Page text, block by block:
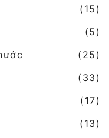
(15)
(5)
(25)
(33)
(17)
(13)